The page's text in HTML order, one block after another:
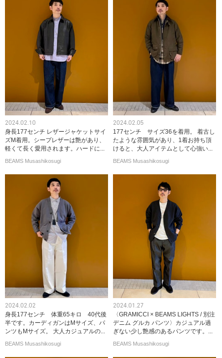
2024.02.10
身長177センチ レザージャケットサイ
ズM着用。シープレザーは艶があり、
軽くて長く愛用されます。ハードに...
BEAMS Musashikosugi
2024.02.05
177センチ サイズ36を着用。 着古し
たような雰囲気があり、1着お持ち頂
けると、大人アイテムとして心強い...
BEAMS Musashikosugi
2024.02.02
身長177センチ 体重65キロ 40代後
半です。カーディガンはMサイズ、パ
ンツもMサイズ。 大人カジュアルの...
BEAMS Musashikosugi
2024.01.27
〈GRAMICCI × BEAMS LIGHTS / 別注
デニム グルカ パンツ〉カジュアル過
ぎない少し艶感のあるパンツです。...
BEAMS Musashikosugi